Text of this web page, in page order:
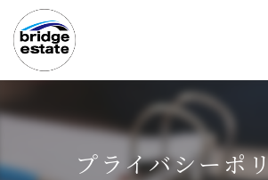
プライバシーポ